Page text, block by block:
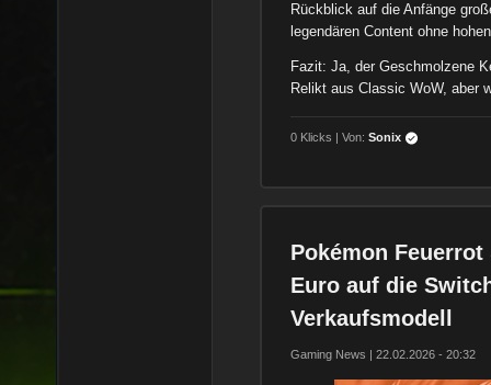
Rückblick auf die Anfänge
legendären Content ohne
Fazit: Ja, der Geschmolzene
Relikt aus Classic WoW, aber
0 Klicks | Von:Sonix
Pokémon
Euro auf die
Verkaufsmodell
Gaming News | 22.02.2026 - 20:32